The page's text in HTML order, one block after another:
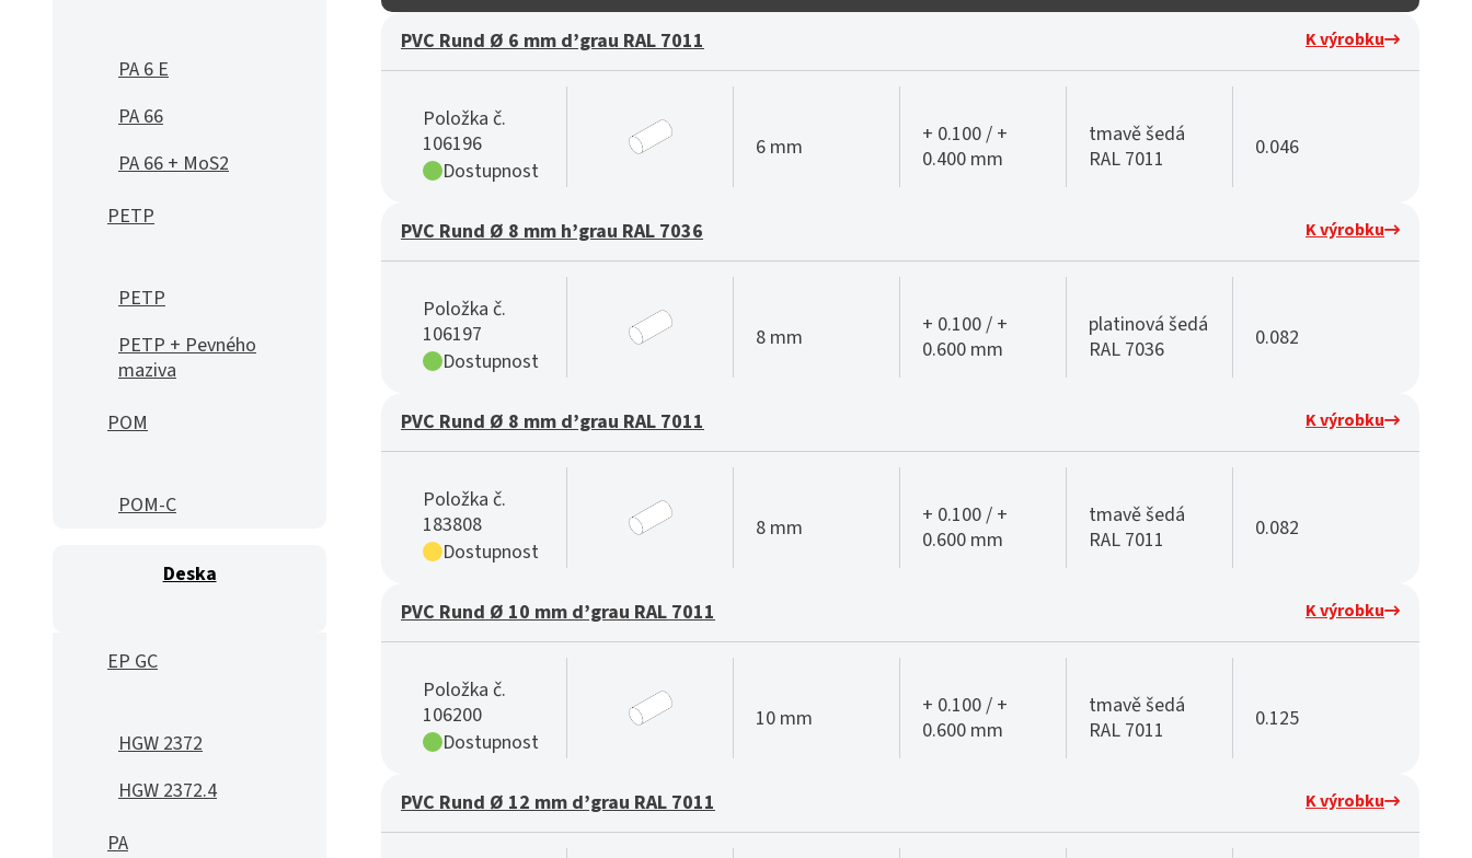
PA 6 E
PA 66
PA 66 + MoS2
PETP
PETP
PETP + Pevného
maziva
POM
POM-C
Deska
EP GC
HGW 2372
HGW 2372.4
PA
PVC Rund Ø 6 mm d’grau RAL 7011 K výrobku
Položka č.
106196
Dostupnost
6 mm
+ 0.100 / +
0.400 mm
tmavě šedá
RAL 7011
0.046
PVC Rund Ø 8 mm h’grau RAL 7036 K výrobku
Položka č.
106197
Dostupnost
8 mm
+ 0.100 / +
0.600 mm
platinová šedá
RAL 7036
0.082
PVC Rund Ø 8 mm d’grau RAL 7011 K výrobku
Položka č.
183808
Dostupnost
8 mm
+ 0.100 / +
0.600 mm
tmavě šedá
RAL 7011
0.082
PVC Rund Ø 10 mm d’grau RAL 7011 K výrobku
Položka č.
106200
Dostupnost
10 mm
+ 0.100 / +
0.600 mm
tmavě šedá
RAL 7011
0.125
PVC Rund Ø 12 mm d’grau RAL 7011 K výrobku